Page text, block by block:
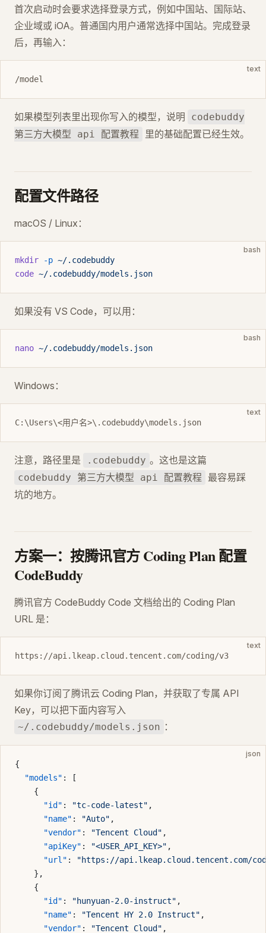
首次启动时会要求选择登录方式，例如中国站、国际站、
企业域或 iOA。普通国内用户通常选择中国站。完成登录
后，再输入：
text
/model
如果模型列表里出现你写入的模型，说明
codebuddy
第三方大模型 api 配置教程
里的基础配置已经生效。
配置文件路径
macOS / Linux：
bash
mkdir -p ~/.codebuddy
code ~/.codebuddy/models.json
如果没有 VS Code，可以用：
bash
nano ~/.codebuddy/models.json
Windows：
text
C:\Users\<用户名>\.codebuddy\models.json
注意，路径里是 .codebuddy 。这也是这篇
codebuddy 第三方大模型 api 配置教程 最容易踩
坑的地方。
方案一：按腾讯官方 Coding Plan 配置
CodeBuddy
腾讯官方 CodeBuddy Code 文档给出的 Coding Plan
URL 是：
text
https://api.lkeap.cloud.tencent.com/coding/v3
如果你订阅了腾讯云 Coding Plan，并获取了专属 API
Key，可以把下面内容写入
~/.codebuddy/models.json ：
json
{
  "models"
: [
    {
      "id"
: "tc-code-latest" ,
      "name"
: "Auto" ,
      "vendor"
: "Tencent Cloud" ,
      "apiKey"
: "<USER_API_KEY>" ,
      "url"
:
"https://api.lkeap.cloud.tencent.com/
    },
    {
      "id"
: "hunyuan-2.0-instruct" ,
      "name"
: "Tencent HY 2.0 Instruct" ,
      "vendor"
: "Tencent Cloud" ,